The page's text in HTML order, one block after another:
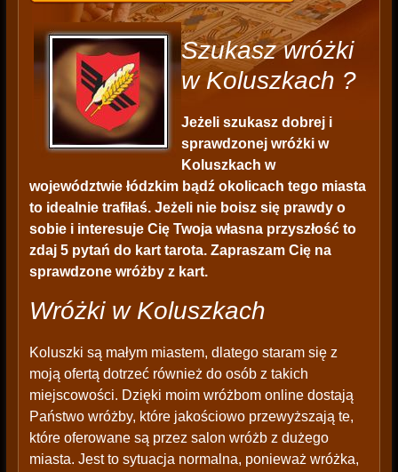
Szukasz wróżki
w Koluszkach ?
Jeżeli szukasz dobrej i
sprawdzonej wróżki w
Koluszkach w
województwie łódzkim bądź okolicach tego miasta
to idealnie trafiłaś. Jeżeli nie boisz się prawdy o
sobie i interesuje Cię Twoja własna przyszłość to
zdaj 5 pytań do kart tarota. Zapraszam Cię na
sprawdzone wróżby z kart.
Wróżki w Koluszkach
Koluszki są małym miastem, dlatego staram się z
moją ofertą dotrzeć również do osób z takich
miejscowości. Dzięki moim wróżbom online dostają
Państwo wróżby, które jakościowo przewyższają te,
które oferowane są przez salon wróżb z dużego
miasta. Jest to sytuacja normalna, ponieważ wróżka,